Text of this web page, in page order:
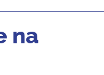
na